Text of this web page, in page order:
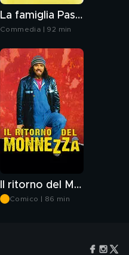
La famiglia Passaguai fa fortuna
Commedia | 92 min
Il ritorno del Monnezza
Comico | 86 min